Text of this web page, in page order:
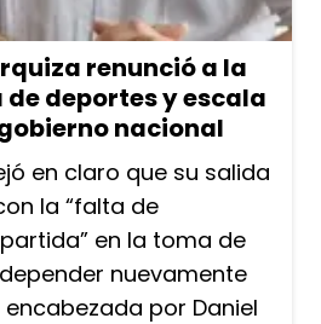
renunció a la
deportes y escala
nacional
en claro que su salida
la “falta de
en la toma de
nuevamente
por Daniel